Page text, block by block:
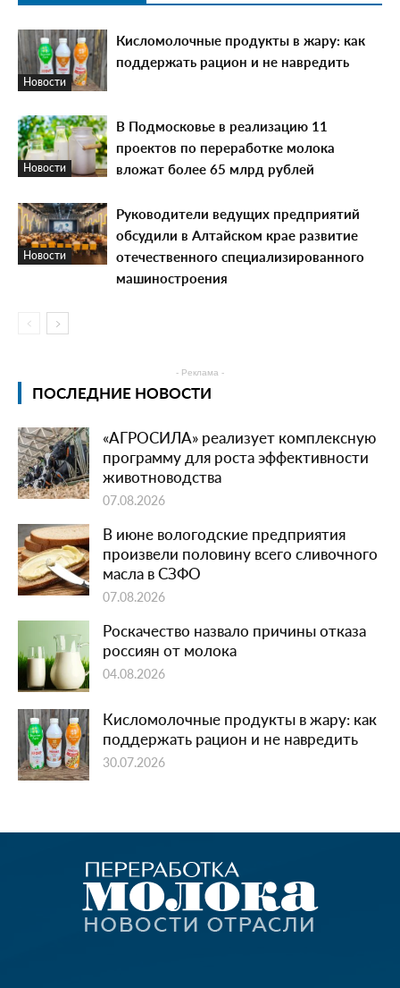
Новости
Кисломолочные продукты в жару: как
поддержать рацион и не навредить
Новости
В Подмосковье в реализацию 11
проектов по переработке молока
вложат более 65 млрд рублей
Новости
Руководители ведущих предприятий
обсудили в Алтайском крае развитие
отечественного специализированного
машиностроения
- Реклама -
ПОСЛЕДНИЕ НОВОСТИ
«АГРОСИЛА» реализует комплексную
программу для роста эффективности
животноводства
07.08.2026
В июне вологодские предприятия
произвели половину всего сливочного
масла в СЗФО
07.08.2026
Роскачество назвало причины отказа
россиян от молока
04.08.2026
Кисломолочные продукты в жару: как
поддержать рацион и не навредить
30.07.2026